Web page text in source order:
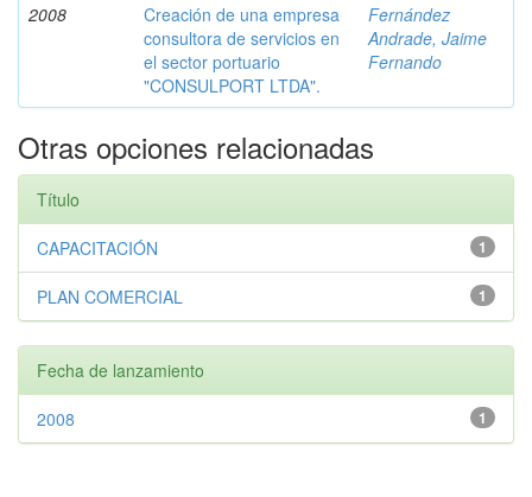
2008
Creación de una empresa
consultora de servicios en
el sector portuario
"CONSULPORT LTDA".
Fernández
Andrade, Jaime
Fernando
Otras opciones relacionadas
Título
1
CAPACITACIÓN
1
PLAN COMERCIAL
Fecha de lanzamiento
1
2008